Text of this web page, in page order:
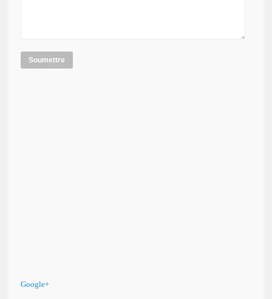
Soumettre
Google+